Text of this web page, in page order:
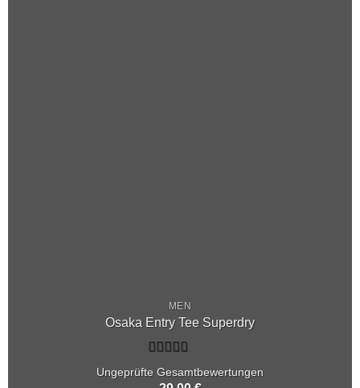
MEN
Osaka Entry Tee Superdry
Rated
4.00out
Ungeprüfte Gesamtbewertungen